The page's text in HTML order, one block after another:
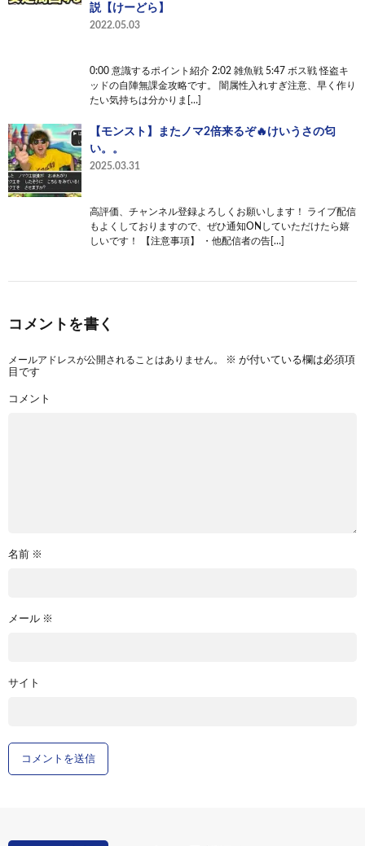
説【けーどら】
2022.05.03
0:00 意識するポイント紹介 2:02 雑魚戦 5:47 ボス戦 怪盗キ
ッドの自陣無課金攻略です。 闇属性入れすぎ注意、早く作り
たい気持ちは分かりま[…]
【モンスト】またノマ2倍来るぞ🔥けいうさの匂
い。。
2025.03.31
高評価、チャンネル登録よろしくお願いします！ ライブ配信
もよくしておりますので、ぜひ通知ONしていただけたら嬉
しいです！ 【注意事項】 ・他配信者の告[…]
コメントを書く
メールアドレスが公開されることはありません。 ※ が付いている欄は必須項
目です
コメント
名前 ※
メール ※
サイト